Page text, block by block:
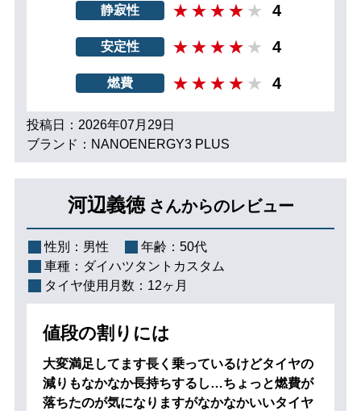
静寂性 4
安定性 4
燃費 4
投稿日：2026年07月29日
ブランド：NANOENERGY3 PLUS
河辺義徳 さんからのレビュー
性別： 男性 年齢： 50代
車種： ダイハツタントカスタム
タイヤ使用月数： 12ヶ月
値段の割りには
大変満足してます長く乗っているけどタイヤの
減りもなかなか長持ちするし…ちょっと燃費が
落ちたのが気になりますがなかなかいいタイヤ